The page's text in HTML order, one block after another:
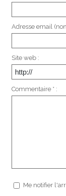
Adresse email
Site web :
Commentaire * :
Me notifier